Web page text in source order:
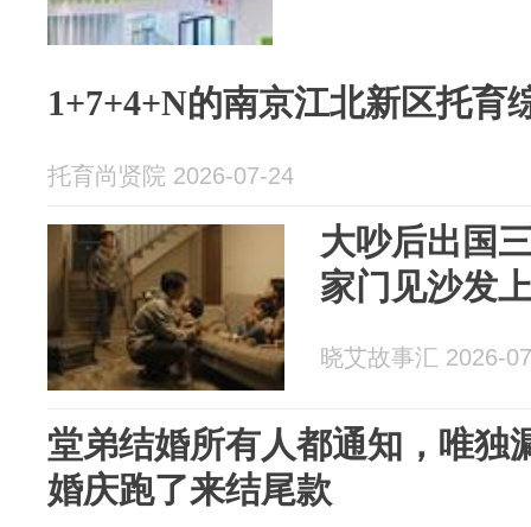
1+7+4+N的南京江北新区托育
托育尚贤院 2026-07-24
大吵后出国
家门见沙发
晓艾故事汇 2026-
堂弟结婚所有人都通知，唯独
婚庆跑了来结尾款